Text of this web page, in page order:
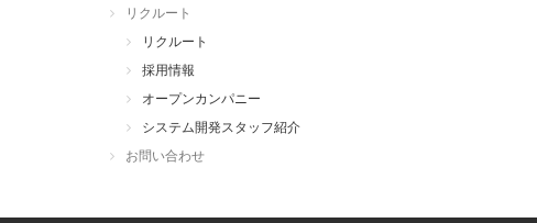
リクルート
リクルート
採用情報
オープンカンパニー
システム開発スタッフ紹介
お問い合わせ